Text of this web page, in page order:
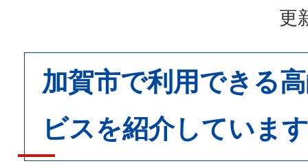
更
加賀市で利用できる
ビスを紹介していま